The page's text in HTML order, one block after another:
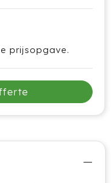
prijsopgave.